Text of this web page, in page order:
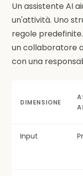
Un assistente AI
un'attività. Uno
regole
un collaboratore
con una
DIMENSIONE
AI
Input